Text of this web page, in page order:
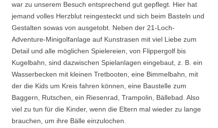
war zu unserem Besuch entsprechend gut gepflegt. Hier hat
jemand volles Herzblut reingesteckt und sich beim Basteln und
Gestalten sowas von ausgetobt. Neben der 21-Loch-
Adventure-Minigolfanlage auf Kunstrasen mit viel Liebe zum
Detail und alle möglichen Spielereien, von Flippergolf bis
Kugelbahn, sind dazwischen Spielanlagen eingebaut, z. B. ein
Wasserbecken mit kleinen Tretbooten, eine Bimmelbahn, mit
der die Kids um Kreis fahren können, eine Baustelle zum
Baggern, Rutschen, ein Riesenrad, Trampolin, Bällebad. Also
viel zu tun für die Kinder, wenn die Eltern mal wieder zu lange
brauchen, um ihre Bälle einzulochen.